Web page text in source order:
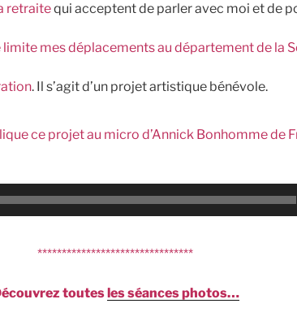
retraitequi acceptent de parler avec moi et de
limite mes déplacements au département de la
. Il s’agit d’un projet artistique bénévole.
ce projet au micro d’Annick Bonhomme de
********************************
toutesles séances photos…